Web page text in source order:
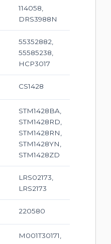
114058,
DRS3988N
55352882,
55585238,
HCP3017
CS1428
STM1428BA,
STM1428RD,
STM1428RN,
STM1428YN,
STM1428ZD
LRS02173,
LRS2173
220580
M001T30171,